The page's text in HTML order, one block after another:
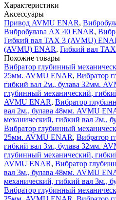
Характеристики
Аксессуары
Привод AVMU ENAR,
Вибробулава АХ 40 ENAR,
Гибкий вал ТАХ 3 (AVMU)
(AVMU) ENAR, Гибкий вал
Похожие товары
Вибратор глубинный
25мм. AVMU ENAR, Вибратор
гибкий вал 2м., булава 32мм.
глубинный механический,
AVMU ENAR, Вибратор
вал 2м., булава 48мм. AVMU
механический, гибкий вал 2м.,
Вибратор глубинный
25мм. AVMU ENAR, Вибратор
гибкий вал 3м., булава 32мм.
глубинный механический,
AVMU ENAR, Вибратор
вал 3м., булава 48мм. AVMU
механический, гибкий вал 3м.,
Вибратор глубинный